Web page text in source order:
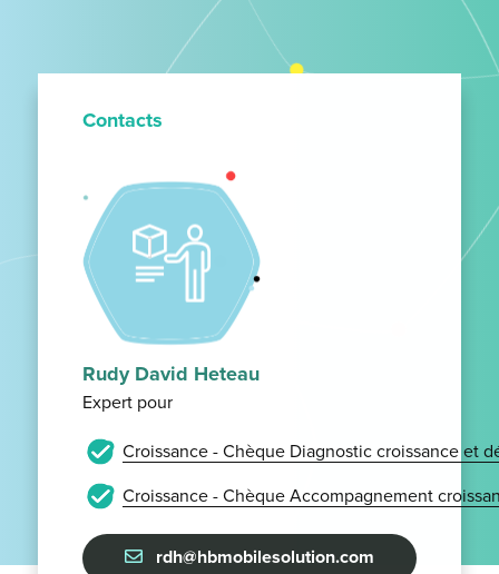
Contacts
Rudy David Heteau
Expert pour
Croissance - Chèque Diagnostic croissance et
Croissance - Chèque Accompagnement
rdh@hbmobilesolution.com